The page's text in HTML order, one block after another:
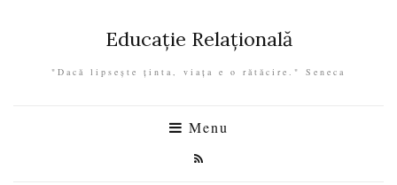
Educație Relațională
"Dacă lipseşte ţinta, viaţa e o rătăcire." Seneca
Menu